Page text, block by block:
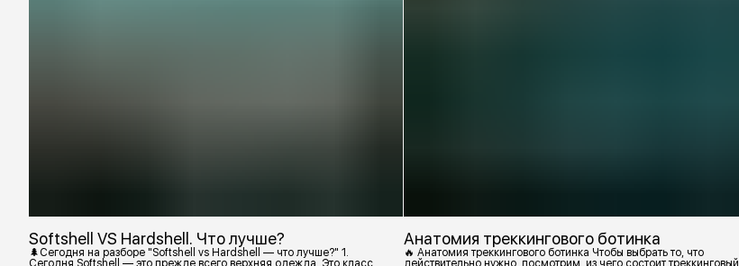
Softshell VS Hardshell. Что лучше?
🌲Сегодня на разборе "Softshell vs Hardshell — что лучше?" 1.
Сегодня Softshell — это прежде всего верхняя одежда. Это класс
Анатомия треккингового ботинка
🔥 Анатомия треккингового ботинка Чтобы выбрать то, что
действительно нужно, посмотрим, из чего состоит треккинговый